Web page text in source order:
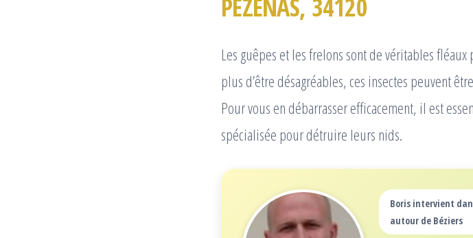
PÉZENAS, 34120
Les guêpes et les frelons sont de véritables
plus d’être désagréables, ces insectes peuvent
Pour vous en débarrasser efficacement, il est
spécialisée pour détruire leurs nids.
Boris intervient
autour de Béziers